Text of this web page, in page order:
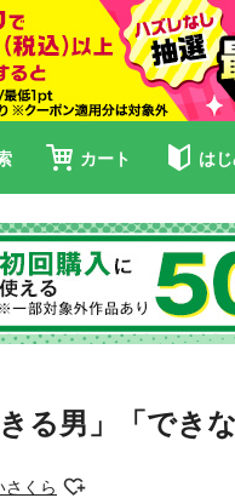
カート は
る男」「でき
さくら